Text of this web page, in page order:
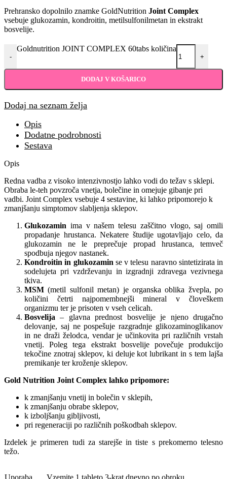
Prehransko dopolnilo znamke GoldNutrition Joint Complex
vsebuje glukozamin, kondroitin, metilsulfonilmetan in ekstrakt
bosvelije.
-
Goldnutrition JOINT COMPLEX 60tabs količina
+
DODAJ V KOŠARICO
Dodaj na seznam želja
Opis
Dodatne podrobnosti
Sestava
Opis
Redna vadba z visoko intenzivnostjo lahko vodi do težav s sklepi.
Obraba le-teh povzroča vnetja, bolečine in omejuje gibanje pri
vadbi. Joint Complex vsebuje 4 sestavine, ki lahko pripomorejo k
zmanjšanju simptomov slabljenja sklepov.
Glukozamin ima v našem telesu zaščitno vlogo, saj omili
propadanje hrustanca. Nekatere študije ugotavljajo celo, da
glukozamin ne le preprečuje propad hrustanca, temveč
spodbuja njegov nastanek.
Kondroitin in glukozaminse v telesu naravno sintetizirata in
sodelujeta pri vzdrževanju in izgradnji zdravega vezivnega
tkiva.
MSM (metil sulfonil metan) je organska oblika žvepla, po
količini četrti najpomembnejši mineral v človeškem
organizmu ter je prisoten v vseh celicah.
Bosvelija– glavna prednost bosvelije je njeno drugačno
delovanje, saj ne pospešuje razgradnje glikozaminoglikanov
in ne draži želodca, vendar je učinkovita pri različnih vrstah
vnetij. Poleg tega ekstrakt bosvelije povečuje produkcijo
tekočine znotraj sklepov, ki deluje kot lubrikant in s tem lajša
premikanje ter kroženje sklepov.
Gold Nutrition Joint Complex lahko pripomore:
k zmanjšanju vnetij in bolečin v sklepih,
k zmanjšanju obrabe sklepov,
k izboljšanju gibljivosti,
pri regeneraciji po različnih poškodbah sklepov.
Izdelek je primeren tudi za starejše in tiste s prekomerno telesno
težo.